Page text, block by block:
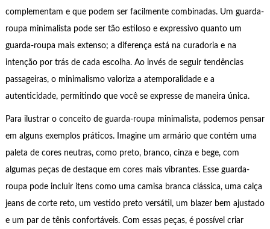
complementam e que podem ser facilmente combinadas. Um guarda-
roupa minimalista pode ser tão estiloso e expressivo quanto um
guarda-roupa mais extenso; a diferença está na curadoria e na
intenção por trás de cada escolha. Ao invés de seguir tendências
passageiras, o minimalismo valoriza a atemporalidade e a
autenticidade, permitindo que você se expresse de maneira única.
Para ilustrar o conceito de guarda-roupa minimalista, podemos pensar
em alguns exemplos práticos. Imagine um armário que contém uma
paleta de cores neutras, como preto, branco, cinza e bege, com
algumas peças de destaque em cores mais vibrantes. Esse guarda-
roupa pode incluir itens como uma camisa branca clássica, uma calça
jeans de corte reto, um vestido preto versátil, um blazer bem ajustado
e um par de tênis confortáveis. Com essas peças, é possível criar